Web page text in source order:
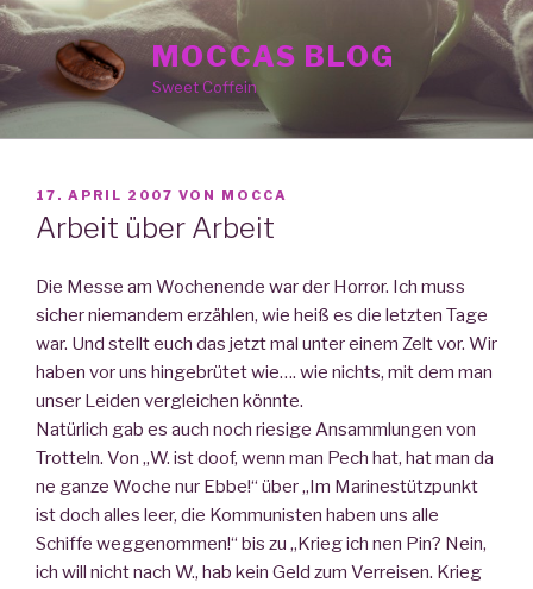
Zum
Inhalt
springen
MOCCAS BLOG
Sweet Coffein
VERÖFFENTLICHT
AM
17. APRIL 2007 VON MOCCA
Arbeit über Arbeit
Die Messe am Wochenende war der Horror. Ich muss
sicher niemandem erzählen, wie heiß es die letzten Tage
war. Und stellt euch das jetzt mal unter einem Zelt vor. Wir
haben vor uns hingebrütet wie…. wie nichts, mit dem man
unser Leiden vergleichen könnte.
Natürlich gab es auch noch riesige Ansammlungen von
Trotteln. Von „W. ist doof, wenn man Pech hat, hat man da
ne ganze Woche nur Ebbe!“ über „Im Marinestützpunkt
ist doch alles leer, die Kommunisten haben uns alle
Schiffe weggenommen!“ bis zu „Krieg ich nen Pin? Nein,
ich will nicht nach W., hab kein Geld zum Verreisen. Krieg